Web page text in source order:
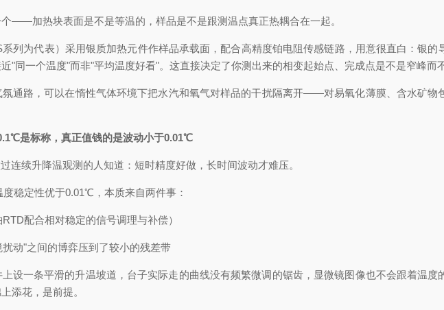
——加热块表面是不是等温的，样品是不是跟测温点真正热耦合在一起。
为代表）采用银质加热元件作样品承载面，配合高精度铂电阻传感链路，用意很直白：银的
"同一个温度"而非"平均温度好看"。这直接决定了你测出来的相变起始点、完成点是不是窄峰而
路，可以在惰性气体环境下把水汽和氧气对样品的干扰隔离开——对易氧化薄膜、含水矿物
是标称，真正值钱的是波动小于0.01℃
续升降温观测的人知道：短时精度好做，长时间波动才难压。
定性优于0.01℃，本质来自两件事：
配合相对稳定的信号调理与补偿）
"之间的博弈压到了较小的残差带
一条平滑的升温坡道，台子实际走的曲线没有频繁微调的锯齿，显微镜图像也不会跟着温度
添花，是前提。